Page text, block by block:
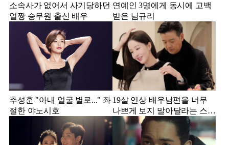
소속사가 없어서 사기당하던
얼짱 승무원 출신 배우
연예인 3명에게 동시에 고백
받은 남규리
추성훈 "아내 얼굴 별로..." 좌
절한 야노시호
19살 연상 배우남편을 너무
나쁘게 보지 말아달라는 스타
강사 아내